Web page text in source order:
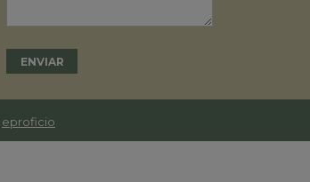
eproficio